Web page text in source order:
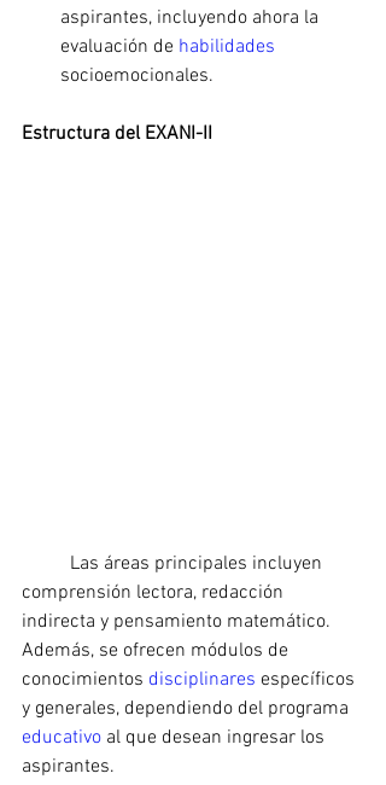
aspirantes, incluyendo ahora la
evaluación de habilidades
socioemocionales.
Estructura del EXANI-II
comprensión lectora, redacción
indirecta y pensamiento matemático.
Además, se ofrecen módulos de
conocimientos disciplinares específicos
y generales, dependiendo del programa
educativo al que desean ingresar los
aspirantes.